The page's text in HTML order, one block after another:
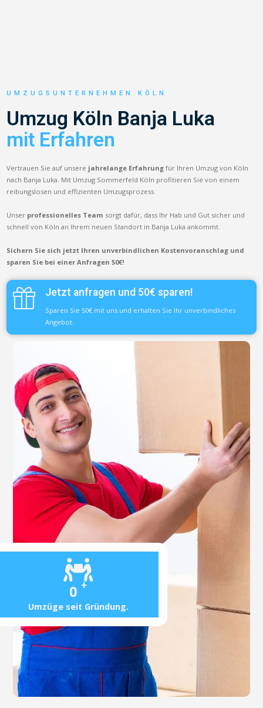
0 +
Umzüge seit Gründung.
UMZUGSUNTERNEHMEN KÖLN
Umzug Köln Banja Luka
mit Erfahren
Vertrauen Sie auf unsere jahrelange Erfahrung für Ihren Umzug von Köln
nach Banja Luka. Mit Umzug Sommerfeld Köln profitieren Sie von einem
reibungslosen und effizienten Umzugsprozess.
Unser professionelles Team sorgt dafür, dass Ihr Hab und Gut sicher und
schnell von Köln an Ihrem neuen Standort in Banja Luka ankommt.
Sichern Sie sich jetzt Ihren unverbindlichen Kostenvoranschlag und
sparen Sie bei einer Anfragen 50€!
Jetzt anfragen und 50€ sparen!
Sparen Sie 50€ mit uns und erhalten Sie Ihr unverbindliches
Angebot.